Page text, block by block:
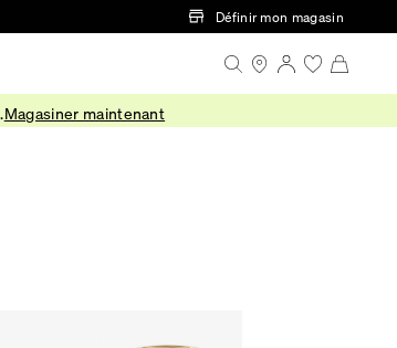
Définir mon magasin
Magasiner maintenant